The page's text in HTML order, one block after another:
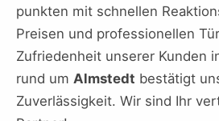
punkten mit schnellen
Preisen und professionellen
Zufriedenheit unserer Kunden
rund um Almstedt bestätigt
Zuverlässigkeit. Wir sind Ihr